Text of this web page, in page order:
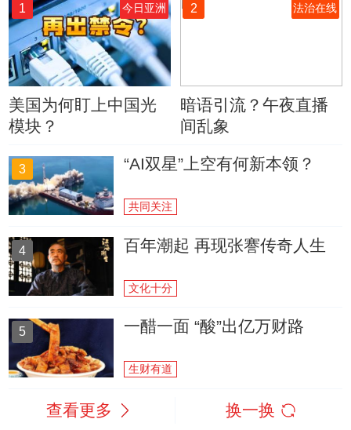
1 今日亚洲
美国为何盯上中国光
模块？
2 法治在线
暗语引流？午夜直播
间乱象
3 “AI双星”上空有何新本领？
共同关注
4 百年潮起 再现张謇传奇人生
文化十分
5 一醋一面 “酸”出亿万财路
生财有道
查看更多 换一换